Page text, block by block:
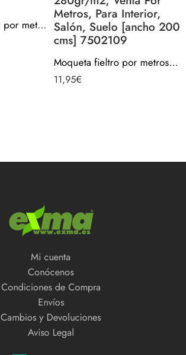
Alfombra pasillera por metros – Rombos Rojos 715SP35
Metros, Para Interior,
Salón, Suelo [ancho 200
cms] 7502109
Moqueta fieltro por metros – ROJA, 280gr/m2, Venta Por Metros, Para Interior, Salón, Suelo [ancho 200 cms] 7502109
11,95€
Mi cuenta
Conócenos
Condiciones de Compra
Envíos
Cambios y Devoluciones
Aviso Legal